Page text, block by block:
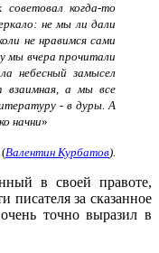
когда-то
не мы ли дали
не нравимся сами
мы вчера прочитали
небесный замысел
взаимная, а мы все
- в дуры. А
начни»
(Валентин Курбатов).
в своей правоте,
писателя за сказанное
точно выразил в